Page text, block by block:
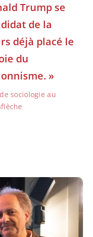
Trump se
de la
déjà placé le
du
»
sociologie au